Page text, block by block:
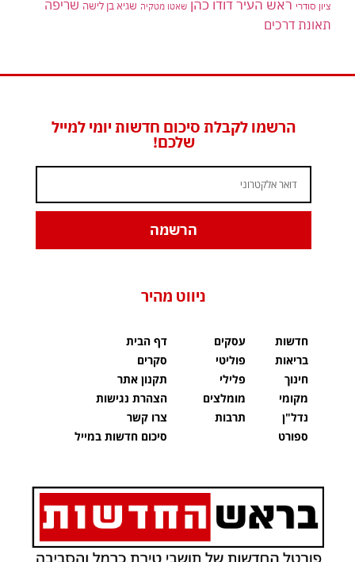
ציון סודרי ראש העיר דודו כהן שאטו מטקיה שגיא בן לישה שריפה
תאונת דרכים
הרשמו לקבלת סיכום חדשות יומי למייל
שלכם!
הרשמה
ניווט מהיר
חדשות
בריאות
חינוך
מקומי
נדל"ן
ספורט
עסקים
פוליטי
פלילי
מומלצים
תרבות
דף הבית
סקרים
תקנון אתר
הצהרת נגישות
צרו קשר
סיכום חדשות במייל